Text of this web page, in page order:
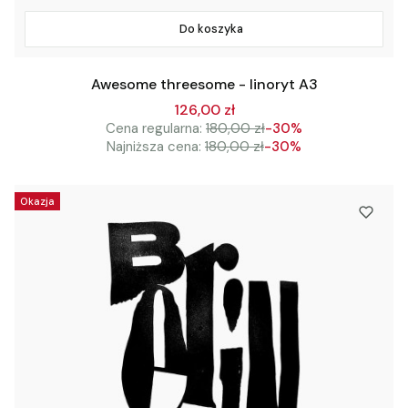
Do koszyka
Awesome threesome - linoryt A3
126,00 zł
Cena regularna: 180,00 zł-30%
Najniższa cena: 180,00 zł-30%
Okazja